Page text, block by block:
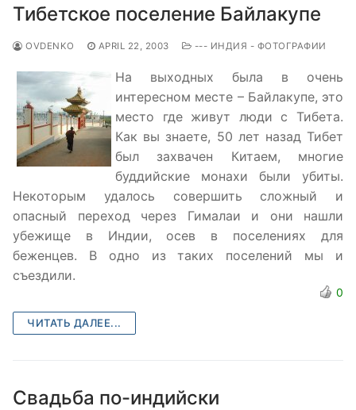
Тибетское поселение Байлакупе
OVDENKO APRIL 22, 2003 --- ИНДИЯ - ФОТОГРАФИИ
На выходных была в очень
интересном месте – Байлакупе, это
место где живут люди с Тибета.
Как вы знаете, 50 лет назад Тибет
был захвачен Китаем, многие
буддийские монахи были убиты.
Некоторым удалось совершить сложный и
опасный переход через Гималаи и они нашли
убежище в Индии, осев в поселениях для
беженцев. В одно из таких поселений мы и
съездили.
0
ЧИТАТЬ ДАЛЕЕ...
Свадьба по-индийски